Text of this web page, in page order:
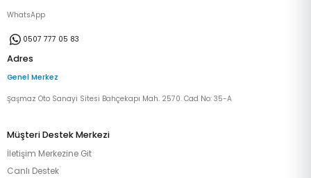
WhatsApp
0507 777 05 83
Adres
Genel Merkez
Şaşmaz Oto Sanayi Sitesi Bahçekapı Mah. 2570. Cad No: 35-A
Müşteri Destek Merkezi
İletişim Merkezine Git
Canlı Destek